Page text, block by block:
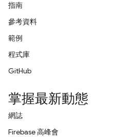
指南
參考資料
範例
程式庫
GitHub
掌握最新動態
網誌
Firebase 高峰會